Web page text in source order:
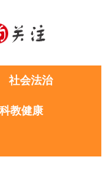
社会法治
科教健康